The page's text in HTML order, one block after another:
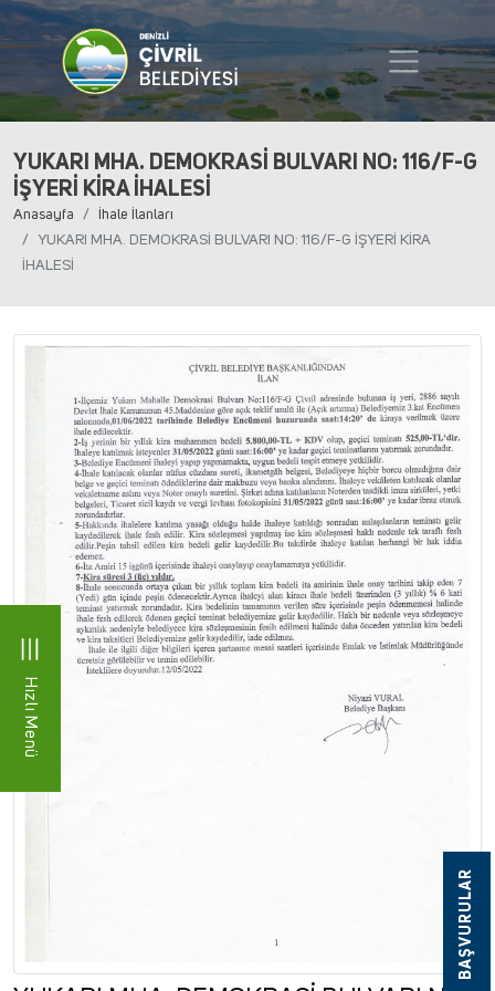
Hızlı Menü
BAŞVURULAR
YUKARI MHA. DEMOKRASİ BULVARI NO: 116/F-G
İŞYERİ KİRA İHALESİ
Anasayfa
İhale İlanları
YUKARI MHA. DEMOKRASİ BULVARI NO: 116/F-G İŞYERİ KİRA
İHALESİ